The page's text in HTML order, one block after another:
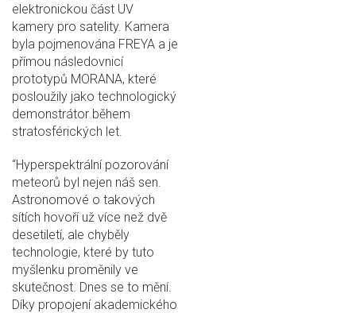
elektronickou část UV
kamery pro satelity. Kamera
byla pojmenována FREYA a je
přímou následovnicí
prototypů MORANA, které
posloužily jako technologický
demonstrátor během
stratosférických let.
“Hyperspektrální pozorování
meteorů byl nejen náš sen.
Astronomové o takových
sítích hovoří už více než dvě
desetiletí, ale chyběly
technologie, které by tuto
myšlenku proměnily ve
skutečnost. Dnes se to mění.
Díky propojení akademického